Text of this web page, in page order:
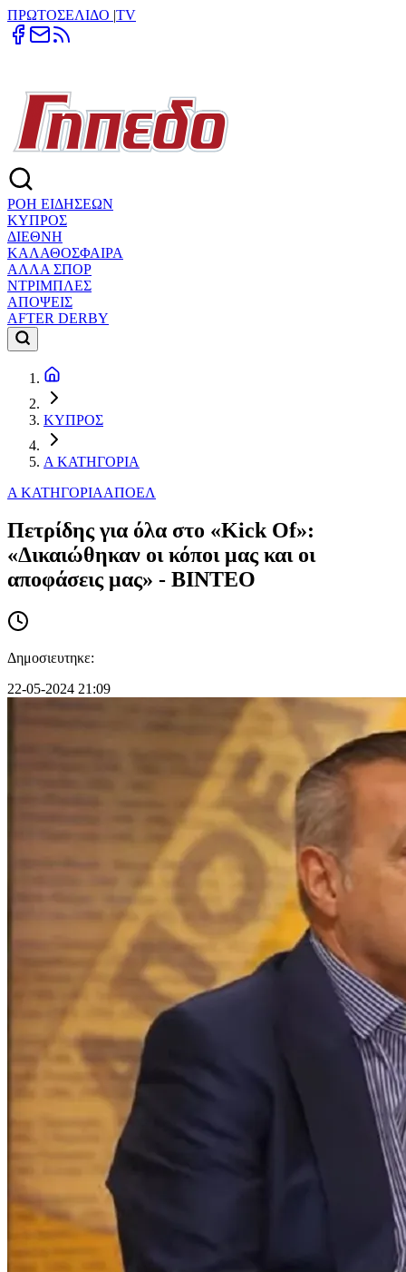
ΠΡΩΤΟΣΕΛΙΔΟ |TV
ΡΟΗ ΕΙΔΗΣΕΩΝ
ΚΥΠΡΟΣ
ΔΙΕΘΝΗ
ΚΑΛΑΘΟΣΦΑΙΡΑ
ΑΛΛΑ ΣΠΟΡ
ΝΤΡΙΜΠΛΕΣ
ΑΠΟΨΕΙΣ
AFTER DERBY
ΚΥΠΡΟΣ
Α ΚΑΤΗΓΟΡΙΑ
Α ΚΑΤΗΓΟΡΙΑΑΠΟΕΛ
Πετρίδης για όλα στο «Kick Of»:
«Δικαιώθηκαν οι κόποι μας και οι
αποφάσεις μας» - ΒΙΝΤΕΟ
Δημοσιευτηκε:
22-05-2024 21:09